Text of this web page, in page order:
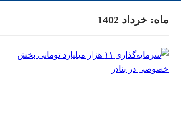
ماه: خرداد 1402